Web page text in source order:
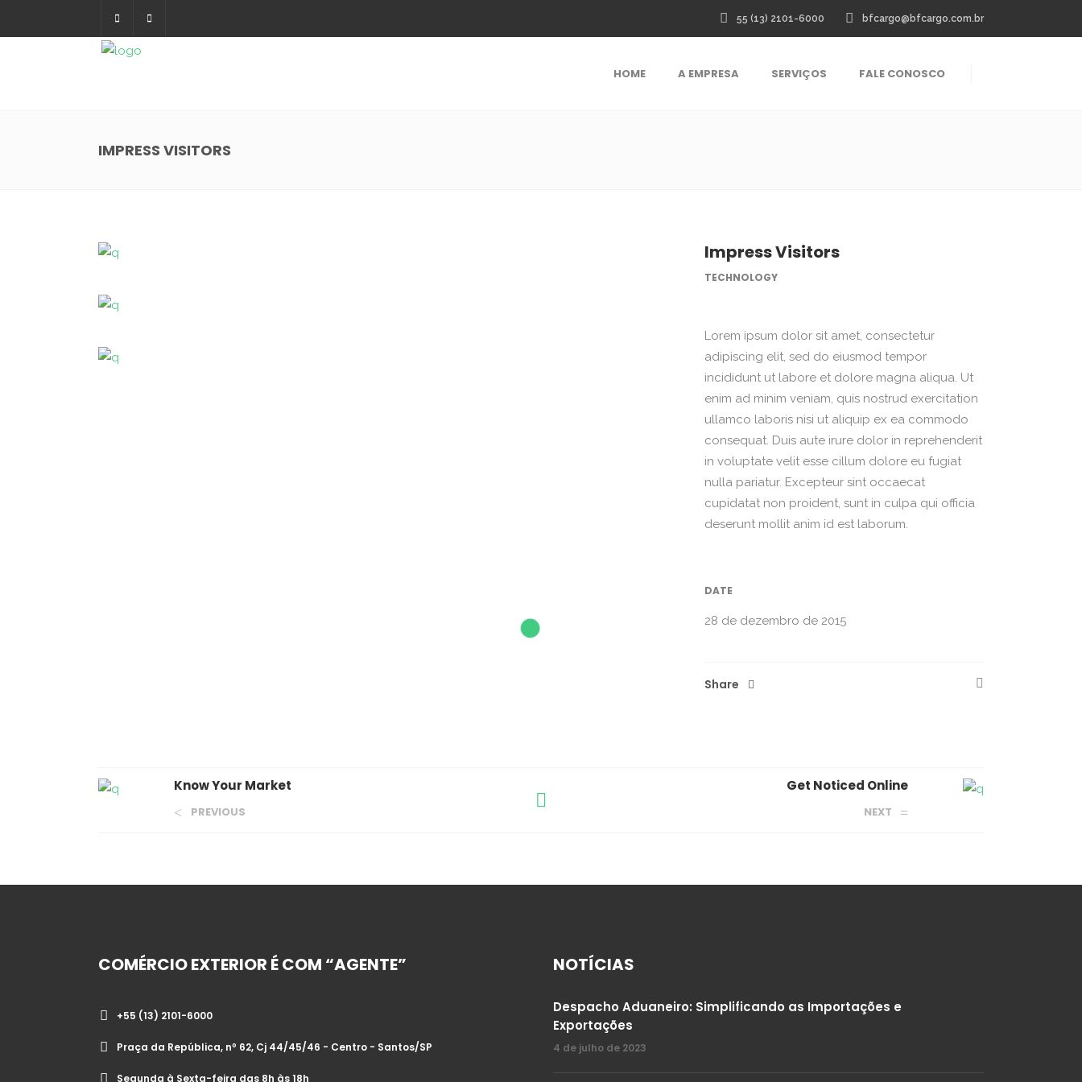
55 (13) 2101-6000 bfcargo@bfcargo.com.br
HOME A EMPRESA SERVIÇOS FALE CONOSCO
IMPRESS VISITORS
Impress Visitors
TECHNOLOGY
Lorem ipsum dolor sit amet, consectetur
adipiscing elit, sed do eiusmod tempor
incididunt ut labore et dolore magna aliqua. Ut
enim ad minim veniam, quis nostrud exercitation
ullamco laboris nisi ut aliquip ex ea commodo
consequat. Duis aute irure dolor in reprehenderit
in voluptate velit esse cillum dolore eu fugiat
nulla pariatur. Excepteur sint occaecat
cupidatat non proident, sunt in culpa qui officia
deserunt mollit anim id est laborum.
DATE
28 de dezembro de 2015
Share
Know Your Market
PREVIOUS
Get Noticed Online
NEXT
COMÉRCIO EXTERIOR É COM “AGENTE”
+55 (13) 2101-6000
Praça da República, nº 62, Cj 44/45/46 - Centro - Santos/SP
Segunda à Sexta-feira das 8h às 18h
NOTÍCIAS
Despacho Aduaneiro: Simplificando as Importações e
Exportações
4 de julho de 2023